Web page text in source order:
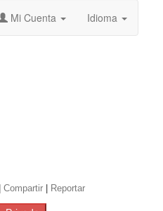
Mi Cuenta Idioma
Compartir| Reportar